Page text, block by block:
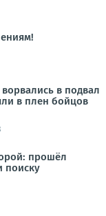
в подвал
в плен бойцов
прошёл
поиску